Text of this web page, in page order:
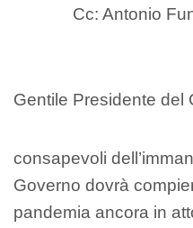
Cc: Antonio
Gentile Presidente del
consapevoli
Governo dovrà
pandemia ancora in